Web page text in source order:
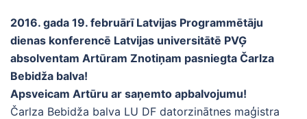
2016. gada 19. februārī Latvijas Programmētāju
dienas konferencē Latvijas universitātē PVĢ
absolventam Artūram Znotiņam pasniegta Čarlza
Bebidža balva!
Apsveicam Artūru ar saņemto apbalvojumu!
Čarlza Bebidža balva LU DF datorzinātnes maģistra